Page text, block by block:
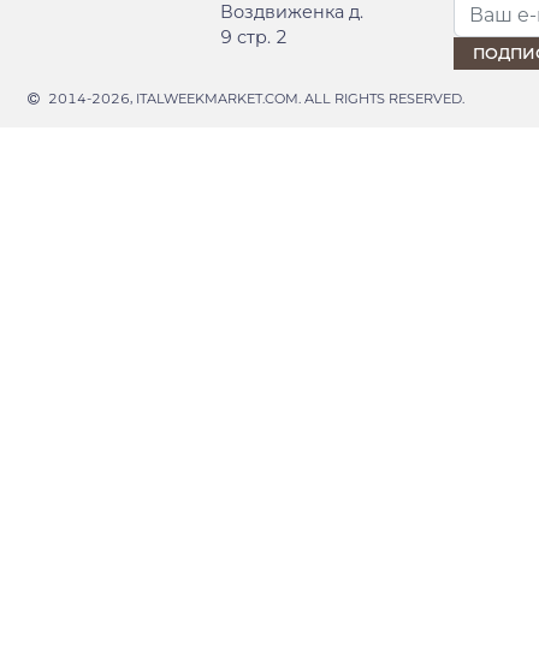
Воздвиженка д.
9 стр. 2
2014-2026, ITALWEEKMARKET.COM. ALL RIGHTS RESERVED.